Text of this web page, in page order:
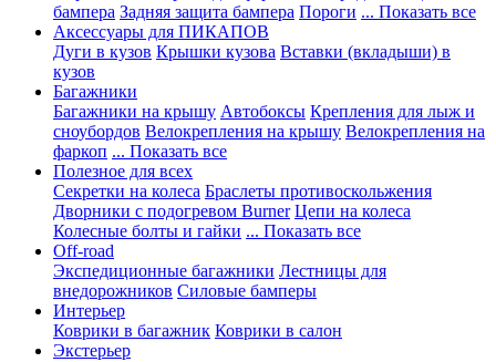
бампера Задняя защита бампера Пороги ... Показать все
Аксессуары для ПИКАПОВ
Дуги в кузов Крышки кузова Вставки (вкладыши) в
кузов
Багажники
Багажники на крышу Автобоксы Крепления для лыж и
сноубордов Велокрепления на крышу Велокрепления на
фаркоп ... Показать все
Полезное для всех
Секретки на колеса Браслеты противоскольжения
Дворники с подогревом Burner Цепи на колеса
Колесные болты и гайки ... Показать все
Off-road
Экспедиционные багажники Лестницы для
внедорожников Силовые бамперы
Интерьер
Коврики в багажник Коврики в салон
Экстерьер